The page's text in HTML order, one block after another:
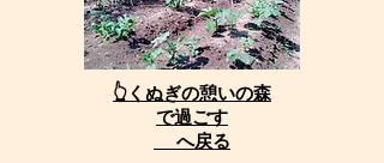
👆くぬぎの憩いの森
で過ごす
へ戻る